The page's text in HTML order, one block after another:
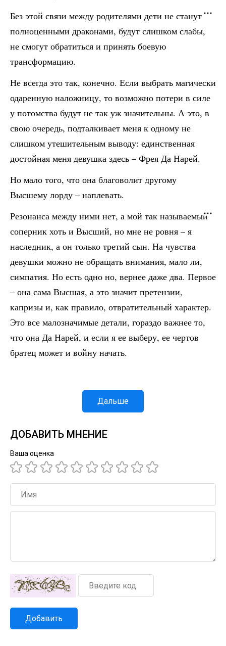
Без этой связи между родителями дети не станут
полноценными драконами, будут слишком слабы,
не смогут обратиться и принять боевую
трансформацию.
Не всегда это так, конечно. Если выбрать магически
одаренную наложницу, то возможно потери в силе
у потомства будут не так уж значительны. А это, в
свою очередь, подталкивает меня к одному не
слишком утешительным выводу: единственная
достойная меня девушка здесь – Фрея Да Нарей.
Но мало того, что она благоволит другому
Высшему лорду – наплевать.
Резонанса между ними нет, а мой так называемый
соперник хоть и Высший, но мне не ровня – я
наследник, а он только третий сын. На чувства
девушки можно не обращать внимания, мало ли,
симпатия. Но есть одно но, вернее даже два. Первое
– она сама Высшая, а это значит претензии,
капризы и, как правило, отвратительный характер.
Это все малозначимые детали, гораздо важнее то,
что она Да Нарей, и если я ее выберу, ее чертов
братец может и войну начать.
Дальше
ДОБАВИТЬ МНЕНИЕ
Ваша оценка
Добавить